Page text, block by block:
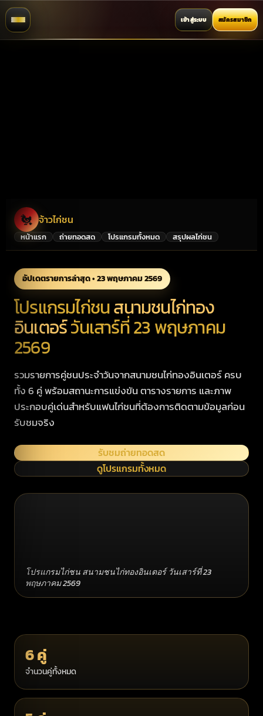
เข้าสู่ระบบ สมัครสมาชิก
🐔 จ้าวไก่ชน
หน้าแรก ถ่ายทอดสด โปรแกรมทั้งหมด สรุปผลไก่ชน
อัปเดตรายการล่าสุด • 23 พฤษภาคม 2569
โปรแกรมไก่ชนสนามชนไก่ทอง
อินเตอร์วันเสาร์ที่ 23 พฤษภาคม
2569
รวมรายการคู่ชนประจำวันจากสนามชนไก่ทองอินเตอร์ ครบ
ทั้ง 6 คู่ พร้อมสถานะการแข่งขัน ตารางรายการ และภาพ
ประกอบคู่เด่นสำหรับแฟนไก่ชนที่ต้องการติดตามข้อมูลก่อน
รับชมจริง
รับชมถ่ายทอดสด
ดูโปรแกรมทั้งหมด
โปรแกรมไก่ชน สนามชนไก่ทองอินเตอร์ วันเสาร์ที่ 23
พฤษภาคม 2569
6 คู่
จำนวนคู่ทั้งหมด